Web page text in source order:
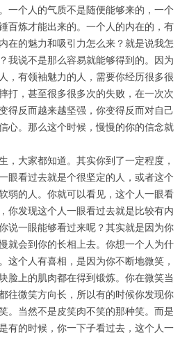
一个人的气质不是随便能够来的，一个
百炼才能出来的。一个人的内在的，有
在的魅力和吸引力怎么来？就是说我怎
我说不是那么容易就能够得到的。因为
，有领袖魅力的人，需要你经历很多很
打，甚至很多很多次的失败，在一次次
得反而越来越坚强，你变得反而对自己
心。那么这个时候，慢慢的你的信念就
，大家都知道。其实你到了一定程度，
眼看过去就是个很坚定的人，或者这个
弱的人。你就可以看见，这个人一眼看
你发现这个人一眼看过去就是比较有内
说一眼能够看过来呢？其实就是因为你
就会到你的长相上去。你想一个人为什
这个人有喜相，是因为你不断地微笑，
脸上的肌肉都在得到锻炼。你在微笑当
往微笑方向长，所以有的时候你发现你
。当然不是皮笑肉不笑的那种笑。而是
有的时候，你一下子看过去，这个人一